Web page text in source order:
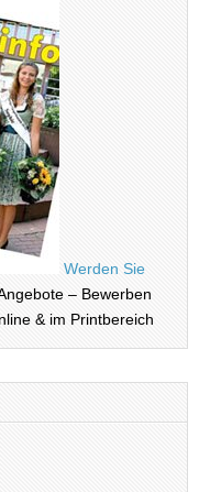
Werden Sie
– Bewerben
& im Printbereich